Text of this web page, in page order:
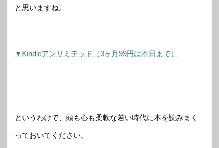
と思いますね。
▼Kindleアンリミテッド（3ヶ月99円は本日まで）
というわけで、頭も心も柔軟な若い時代に本を読みまく
っておいてください。